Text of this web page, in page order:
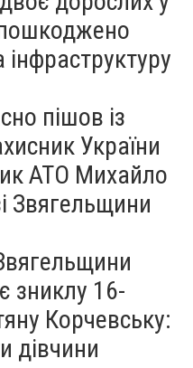
пошкоджено
пішов із
України
АТО Михайло
Звягельщини
зниклу 16-
Корчевську:
дівчини